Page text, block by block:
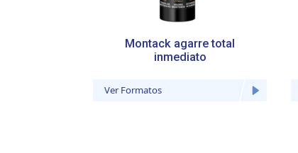
Montack agarre total
inmediato
Ver Formatos